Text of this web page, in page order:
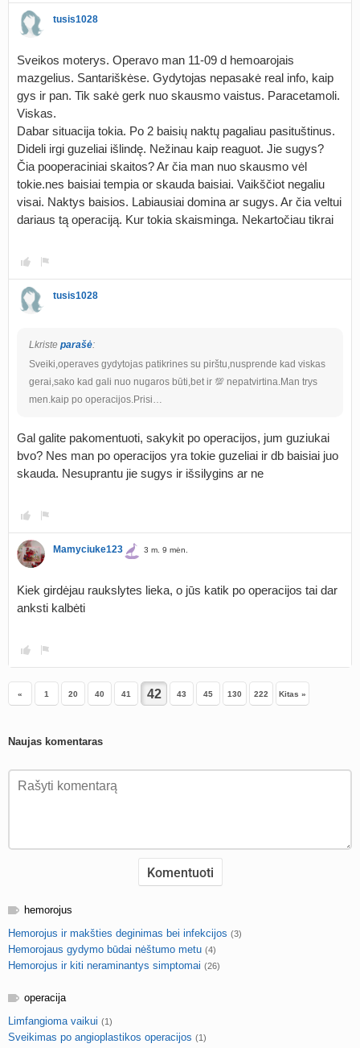
tusis1028
Sveikos moterys. Operavo man 11-09 d hemoarojais
mazgelius. Santariškėse. Gydytojas nepasakė real info, kaip
gys ir pan. Tik sakė gerk nuo skausmo vaistus. Paracetamoli.
Viskas.
Dabar situacija tokia. Po 2 baisių naktų pagaliau pasituštinus.
Dideli irgi guzeliai išlindę. Nežinau kaip reaguot. Jie sugys?
Čia pooperaciniai skaitos? Ar čia man nuo skausmo vėl
tokie.nes baisiai tempia or skauda baisiai. Vaikščiot negaliu
visai. Naktys baisios. Labiausiai domina ar sugys. Ar čia veltui
dariaus tą operaciją. Kur tokia skaisminga. Nekartočiau tikrai
tusis1028
Lkriste parašė:
Sveiki,operaves gydytojas patikrines su pirštu,nusprende kad viskas
gerai,sako kad gali nuo nugaros būti,bet ir 💯 nepatvirtina.Man trys
men.kaip po operacijos.Prisi…
Gal galite pakomentuoti, sakykit po operacijos, jum guziukai
bvo? Nes man po operacijos yra tokie guzeliai ir db baisiai juo
skauda. Nesuprantu jie sugys ir išsilygins ar ne
Mamyciuke123 3 m. 9 mėn.
Kiek girdėjau raukslytes lieka, o jūs katik po operacijos tai dar
anksti kalbėti
« 1 20 40 41 43 45 130 222 Kitas »
Naujas komentaras
hemorojus
Hemorojus ir makšties deginimas bei infekcijos (3)
Hemorojaus gydymo būdai nėštumo metu (4)
Hemorojus ir kiti neraminantys simptomai (26)
operacija
Limfangioma vaikui (1)
Sveikimas po angioplastikos operacijos (1)